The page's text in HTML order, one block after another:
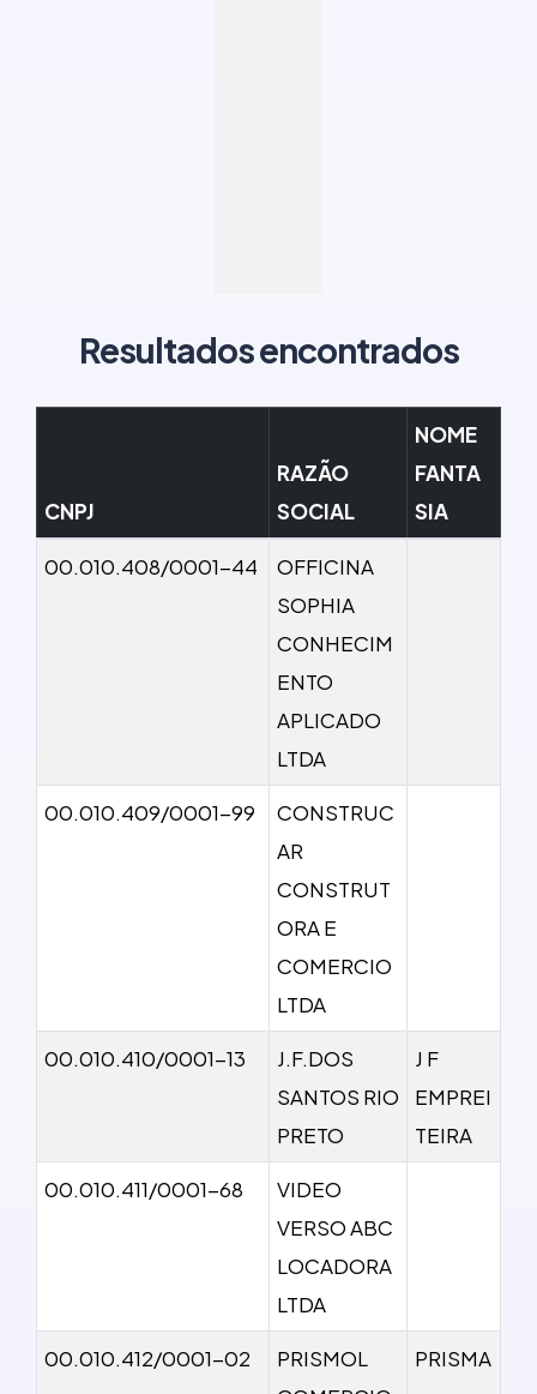
Resultados encontrados
CNPJ
RAZÃO
SOCIAL
NOME
FANTA
SIA
00.010.408/0001-44
OFFICINA
SOPHIA
CONHECIM
ENTO
APLICADO
LTDA
00.010.409/0001-99
CONSTRUC
AR
CONSTRUT
ORA E
COMERCIO
LTDA
00.010.410/0001-13
J.F.DOS
SANTOS RIO
PRETO
J F
EMPREI
TEIRA
00.010.411/0001-68
VIDEO
VERSO ABC
LOCADORA
LTDA
00.010.412/0001-02
PRISMOL
PRISMA